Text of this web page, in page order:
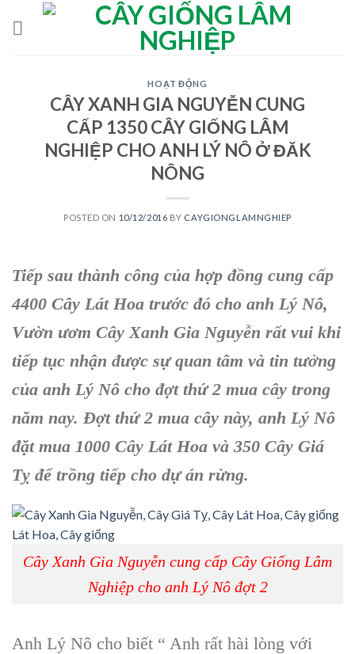
HOẠT ĐỘNG
CÂY XANH GIA NGUYỄN CUNG
CẤP 1350 CÂY GIỐNG LÂM
NGHIỆP CHO ANH LÝ NÔ Ở ĐĂK
NÔNG
POSTED ON 10/12/2016 BY CAYGIONGLAMNGHIEP
Tiếp sau thành công của hợp đồng cung cấp
4400 Cây Lát Hoa trước đó cho anh Lý Nô,
Vườn ươm Cây Xanh Gia Nguyễn rất vui khi
tiếp tục nhận được sự quan tâm và tin tưởng
của anh Lý Nô cho đợt thứ 2 mua cây trong
năm nay. Đợt thứ 2 mua cây này, anh Lý Nô
đặt mua 1000 Cây Lát Hoa và 350 Cây Giá
Tỵ để trồng tiếp cho dự án rừng.
Cây Xanh Gia Nguyễn cung cấp Cây Giống Lâm
Nghiệp cho anh Lý Nô đợt 2
Anh Lý Nô cho biết “ Anh rất hài lòng với